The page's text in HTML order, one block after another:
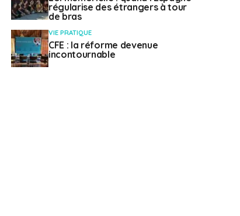
régularise des étrangers à tour
de bras
VIE PRATIQUE
CFE : la réforme devenue
incontournable